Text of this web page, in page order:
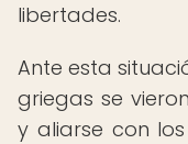
libertades.
Ante esta
griegas se
y aliarse con